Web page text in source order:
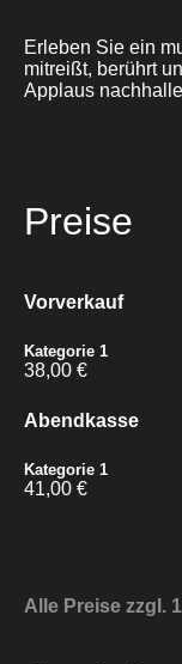
Erleben Sie ein
mitreißt, berührt
Applaus
Preise
Vorverkauf
Kategorie 1
38,00 €
Abendkasse
Kategorie 1
41,00 €
Alle Preise zzgl.